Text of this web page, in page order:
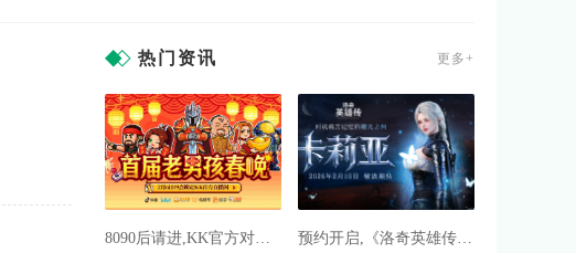
热门资讯 更多+